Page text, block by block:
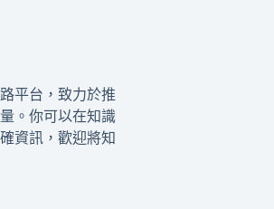
平台，致力於推
。你可以在知識
資訊，歡迎將知